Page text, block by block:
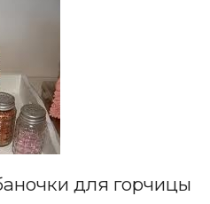
для горчицы